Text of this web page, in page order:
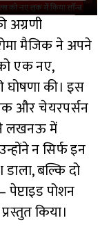
अग्रणी
मैजिक ने अपने
एक नए,
की। इस
और चेयरपर्सन
लखनऊ में
न सिर्फ इन
बल्कि दो
पोशन
किया।